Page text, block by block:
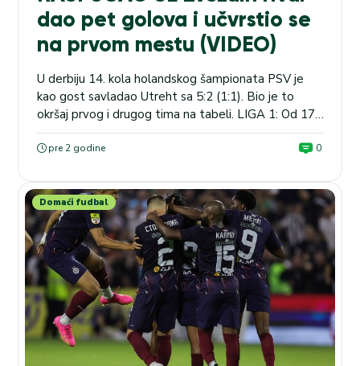
dao pet golova i učvrstio se
na prvom mestu (VIDEO)
U derbiju 14. kola holandskog šampionata PSV je
kao gost savladao Utreht sa 5:2 (1:1). Bio je to
okršaj prvog i drugog tima na tabeli. LIGA 1: Od 17
igraju Lion – Nica, a u kladionici MaxBet je kvota na
pobedu domaćina 1.75. „Filipsovci“ su se još više
Utrehtu...
pre 2 godine 0
Domaći fudbal